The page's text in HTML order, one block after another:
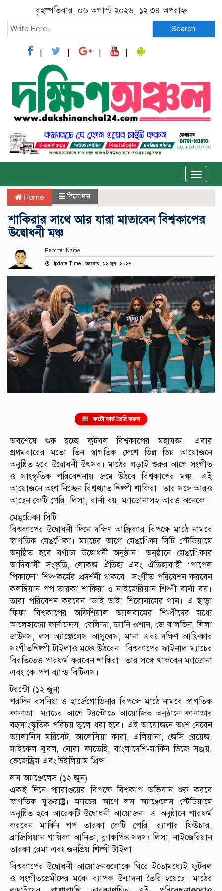
বৃহস্পতিবার, ০৬ অগাস্ট ২০২৬, ১২:৩৪ অপরাহ্ন
Search
Toggle
Home বিনোদন
শাকিরার সাথে আর যারা মাতাবেন বিশ্বকাপের
উদ্বোধনী মঞ্চ
Reporter Name
Update Time : শুক্রবার, ১২ জুন, ২০২৬
ফটো কার্ড তৈরি করুন
অবশেষে শুরু হচ্ছে ফুটবল বিশ্বকাপের মহাযজ্ঞ। এবার
প্রথমবারের মতো তিন স্বাগতিক দেশে ভিন্ন ভিন্ন আয়োজনে
অনুষ্ঠিত হবে উদ্বোধনী উৎসব। মাঠের লড়াই শুরুর আগে সংগীত
ও সাংস্কৃতিক পরিবেশনায় জমে উঠবে বিশ্বকাপের মঞ্চ। এই
আয়োজনে অংশ নিচ্ছেন বিশ্বখ্যাত শিল্পী শাকিরা। তার সঙ্গে আরও
আছেন কেটি পেরি, লিসা, বার্না বয়, ম্যাডোনাসহ আরও অনেকে।
মেঙ্েিকা সিটি
বিশ্বকাপের উদ্বোধনী দিনে দক্ষিণ আফ্রিকার বিপক্ষে মাঠে নামবে
স্বাগতিক মেঙ্েিকা। ম্যাচের আগে মেঙ্েিকা সিটি স্টেডিয়ামে
অনুষ্ঠিত হবে বর্ণাঢ্য উদ্বোধনী অনুষ্ঠান। অনুষ্ঠানে মেঙ্েিকার
আদিবাসী সংস্কৃতি, লোকজ ঐতিহ্য এবং ঐতিহ্যবাহী ‘পাপেল
পিকাদো’ শিল্পকর্মের প্রদর্শনী থাকবে। সংগীত পরিবেশন করবেন
কলম্বিয়ান পপ তারকা শাকিরা ও নাইজেরিয়ান শিল্পী বার্না বয়।
তারা পরিবেশন করবেন ‘ডাই ডাই’ শিরোনামের গান। এ ছাড়া
ফিফা বিশ্বকাপের অফিশিয়াল অ্যালবামের শিল্পীদের মধ্যে
আলেহান্দ্রো ফার্নান্দেস, বেলিন্দা, ড্যানি ওশান, জে বালভিন, লিলা
ডাউনস, লস অ্যাঞ্জেলেস আসুলেস, মানা এবং দক্ষিণ আফ্রিকার
সংগীতশিল্পী টাইলাও মঞ্চে উঠবেন। বিশ্বকাপের ফাইনাল ম্যাচের
বিরতিতেও পারফর্ম করবেন শাকিরা। তার সঙ্গে থাকবেন ম্যাডোনা
এবং কে-পপ ব্যান্ড বিটিএস।
টরন্টো (১২ জুন)
পরদিন বসনিয়া ও হার্জেগোভিনার বিপক্ষে মাঠে নামবে স্বাগতিক
কানাডা। ম্যাচের আগে টরন্টোতে আয়োজিত অনুষ্ঠানে কানাডার
বহুসাংস্কৃতিক পরিচয় তুলে ধরা হবে। এই আয়োজনে অংশ নেবেন
অ্যালানিস মরিসেট, আলেসিয়া কারা, এলিয়ানা, জেসি রেয়েজ,
মাইকেল বুবল, নোরা ফাতেহি, বাংলাদেশি-মার্কিন ডিজে সঞ্জয়,
ভেজেড্রিম এবং উইলিয়াম প্রিন্স।
লস অ্যাঞ্জেলেস (১২ জুন)
একই দিনে প্যারাগুয়ের বিপক্ষে বিশ্বকাপ অভিযান শুরু করবে
স্বাগতিক যুক্তরাষ্ট্র। ম্যাচের আগে লস অ্যাঞ্জেলেস স্টেডিয়ামে
অনুষ্ঠিত হবে আরেকটি উদ্বোধনী আয়োজন। এ অনুষ্ঠানে পারফর্ম
করবেন মার্কিন পপ তারকা কেটি পেরি, র‌্যাপার ফিউচার,
ব্রাজিলিয়ান গায়িকা আনিতা, ব্ল্যাকপিঙ্ক সদস্য লিসা, নাইজেরিয়ান
তারকা রেমা এবং জনপ্রিয় শিল্পী টাইলা।
বিশ্বকাপের উদ্বোধনী আয়োজনগুলোকে ঘিরে ইতোমধ্যেই ফুটবল
ও সংগীতপ্রেমীদের মধ্যে ব্যাপক উন্মাদনা তৈরি হয়েছে। মাঠের